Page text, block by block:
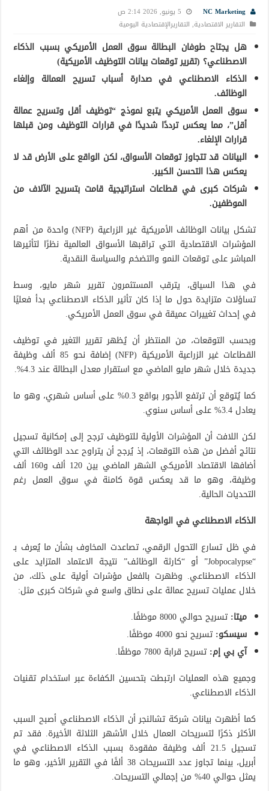
NC Marketing
5 يونيو, 2026 2:14 ص
التقارير الاقتصادية, التقاريرالإقتصادية اليومية
هل يجتاح طوفان البطالة سوق العمل الأمريكي بسبب الذكاء
الاصطناعي؟ (تقرير توقعات بيانات التوظيف الأمريكية)
الذكاء الاصطناعي في صدارة أسباب تسريح العمالة وإلغاء
الوظائف.
سوق العمل الأمريكي يتبع نموذج “توظيف أقل وتسريح عمالة
أقل”، مما يعكس ترددًا شديدًا في قرارات التوظيف ومن قبلها
قرارات الإلغاء.
البيانات قد تتجاوز توقعات الأسواق، لكن الواقع على الأرض قد لا
يعكس هذا التحسن الكبير.
شركات كبرى في قطاعات استراتيجية قامت بتسريح الآلاف من
الموظفين.
تشكل بيانات الوظائف الأمريكية غير الزراعية (NFP) واحدة من أهم
المؤشرات الاقتصادية التي تراقبها الأسواق العالمية نظرًا لتأثيرها
المباشر على توقعات النمو والتضخم والسياسة النقدية.
في هذا السياق، يترقب المستثمرون تقرير شهر مايو، وسط
تساؤلات متزايدة حول ما إذا كان تأثير الذكاء الاصطناعي بدأ فعليًا
في إحداث تغييرات عميقة في سوق العمل الأمريكي.
وبحسب التوقعات، من المنتظر أن يُظهر تقرير التغير في توظيف
القطاعات غير الزراعية الأمريكية (NFP) إضافة نحو 85 ألف وظيفة
جديدة خلال شهر مايو الماضي مع استقرار معدل البطالة عند 4.3%.
كما يُتوقع أن ترتفع الأجور بواقع 0.3% على أساس شهري، وهو ما
يعادل 3.4% على أساس سنوي.
لكن اللافت أن المؤشرات الأولية للتوظيف ترجح إلى إمكانية تسجيل
نتائج أفضل من هذه التوقعات، إذ يُرجح أن يتراوح عدد الوظائف التي
أضافها الاقتصاد الأمريكي الشهر الماضي بين 120 ألف و160 ألف
وظيفة، وهو ما قد يعكس قوة كامنة في سوق العمل رغم
التحديات الحالية.
الذكاء الاصطناعي في الواجهة
في ظل تسارع التحول الرقمي، تصاعدت المخاوف بشأن ما يُعرف بـ
“Jobpocalypse” أو “كارثة الوظائف” نتيجة الاعتماد المتزايد على
الذكاء الاصطناعي. وظهرت بالفعل مؤشرات أولية على ذلك، من
خلال عمليات تسريح عمالة على نطاق واسع في شركات كبرى مثل:
ميتا:تسريح حوالي 8000 موظفًا.
سيسكو:تسريح نحو 4000 موظفًا.
آي بي إم:تسريح قرابة 7800 موظفًا.
وجميع هذه العمليات ارتبطت بتحسين الكفاءة عبر استخدام تقنيات
الذكاء الاصطناعي.
كما أظهرت بيانات شركة تشالنجر أن الذكاء الاصطناعي أصبح السبب
الأكثر ذكرًا لتسريحات العمال خلال الأشهر الثلاثة الأخيرة. فقد تم
تسجيل 21.5 ألف وظيفة مفقودة بسبب الذكاء الاصطناعي في
أبريل، بينما تجاوز عدد التسريحات 38 ألفًا في التقرير الأخير، وهو ما
يمثل حوالي 40% من إجمالي التسريحات.